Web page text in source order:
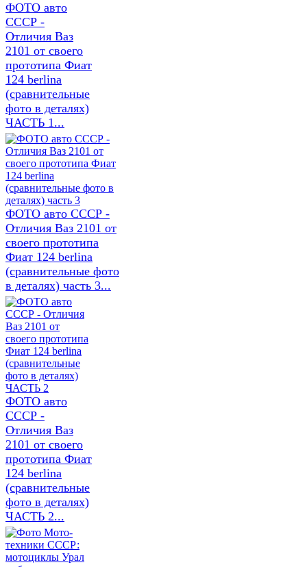
ФОТО авто
СССР -
Отличия Ваз
2101 от своего
прототипа Фиат
124 berlina
(сравнительные
фото в деталях)
ЧАСТЬ 1...
ФОТО авто СССР -
Отличия Ваз 2101 от
своего прототипа
Фиат 124 berlina
(сравнительные фото
в деталях) часть 3...
ФОТО авто
СССР -
Отличия Ваз
2101 от своего
прототипа Фиат
124 berlina
(сравнительные
фото в деталях)
ЧАСТЬ 2...